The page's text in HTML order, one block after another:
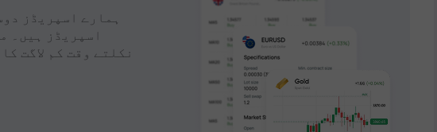
ہمارے اسپریڈز
اسپریڈز ہیں۔
نکلتے وقت کم لاگت